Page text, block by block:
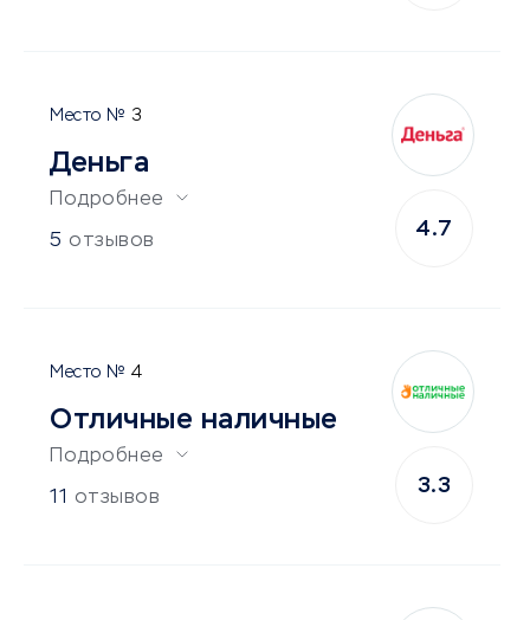
3
Деньга
Подробнее
5 отзывов
4.7
4
Отличные наличные
Подробнее
11 отзывов
3.3